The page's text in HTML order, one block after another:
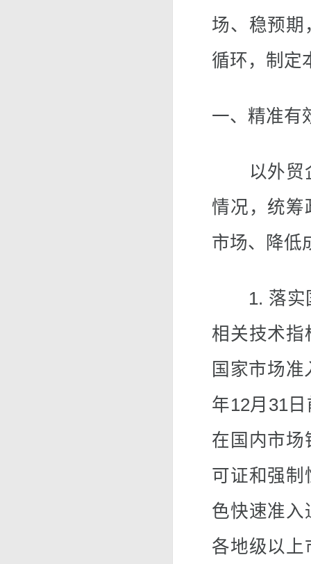
场、稳预期
循环，制定
一、精准有
以外贸企
情况，统筹
市场、降低
1. 落实国
相关技术指
国家市场
年12月31
在国内市场
可证和强制
色快速准入
各地级以上